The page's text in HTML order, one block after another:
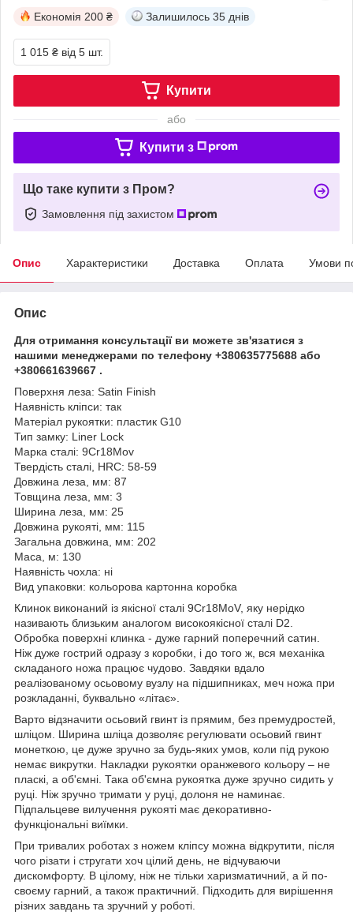
Економія 200 ₴ Залишилось 35 днів
1 015 ₴ від 5 шт.
Купити
або
Купити з
Що таке купити з Пром?
Замовлення під захистом
Опис Характеристики Доставка Оплата Умови
Опис
Для отримання консультації ви можете зв'язатися з
нашими менеджерами по телефону +380635775688 або
+380661639667 .
Поверхня леза: Satin Finish
Наявність кліпси: так
Матеріал рукоятки: пластик G10
Тип замку: Liner Lock
Марка сталі: 9Cr18Mov
Твердість сталі, HRC: 58-59
Довжина леза, мм: 87
Товщина леза, мм: 3
Ширина леза, мм: 25
Довжина рукояті, мм: 115
Загальна довжина, мм: 202
Маса, м: 130
Наявність чохла: ні
Вид упаковки: кольорова картонна коробка
Клинок виконаний із якісної сталі 9Сr18MoV, яку нерідко
називають близьким аналогом високоякісної сталі D2.
Обробка поверхні клинка - дуже гарний поперечний сатин.
Ніж дуже гострий одразу з коробки, і до того ж, вся механіка
складаного ножа працює чудово. Завдяки вдало
реалізованому осьовому вузлу на підшипниках, меч ножа при
розкладанні, буквально «літає».
Варто відзначити осьовий гвинт із прямим, без премудростей,
шліцом. Ширина шліца дозволяє регулювати осьовий гвинт
монеткою, це дуже зручно за будь-яких умов, коли під рукою
немає викрутки. Накладки рукоятки оранжевого кольору – не
пласкі, а об'ємні. Така об'ємна рукоятка дуже зручно сидить у
руці. Ніж зручно тримати у руці, долоня не наминає.
Підпальцеве вилучення рукояті має декоративно-
функціональні виїмки.
При тривалих роботах з ножем кліпсу можна відкрутити, після
чого різати і стругати хоч цілий день, не відчуваючи
дискомфорту. В цілому, ніж не тільки харизматичний, а й по-
своєму гарний, а також практичний. Підходить для вирішення
різних завдань та зручний у роботі.